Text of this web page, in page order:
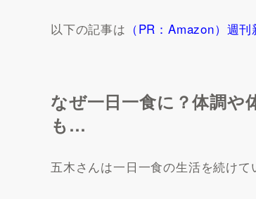
以下の記事は （PR：Amazon）週
なぜ一日一食に？体調や
も…
五木さんは一日一食の生活を続けて